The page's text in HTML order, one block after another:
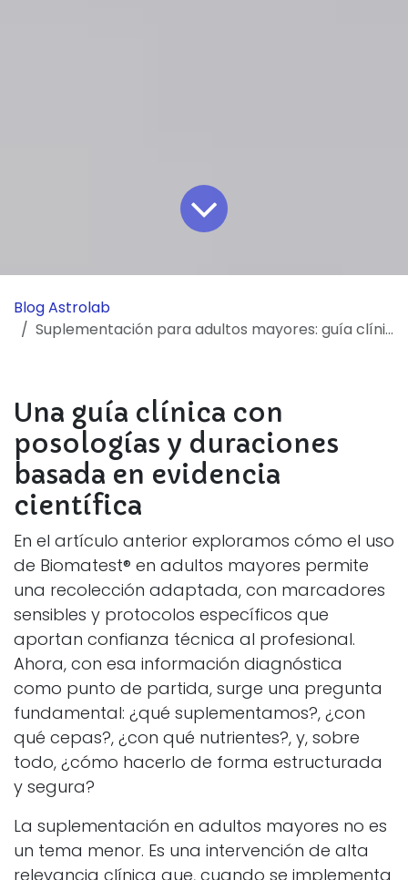
Blog Astrolab
Suplementación para adultos mayores: guía clínica basada en evidencia
Una guía clínica con
posologías y duraciones
basada en evidencia
científica
En el artículo anterior exploramos cómo el uso
de Biomatest® en adultos mayores permite
una recolección adaptada, con marcadores
sensibles y protocolos específicos que
aportan confianza técnica al profesional.
Ahora, con esa información diagnóstica
como punto de partida, surge una pregunta
fundamental: ¿qué suplementamos?, ¿con
qué cepas?, ¿con qué nutrientes?, y, sobre
todo, ¿cómo hacerlo de forma estructurada
y segura?
La suplementación en adultos mayores no es
un tema menor. Es una intervención de alta
relevancia clínica que, cuando se implementa